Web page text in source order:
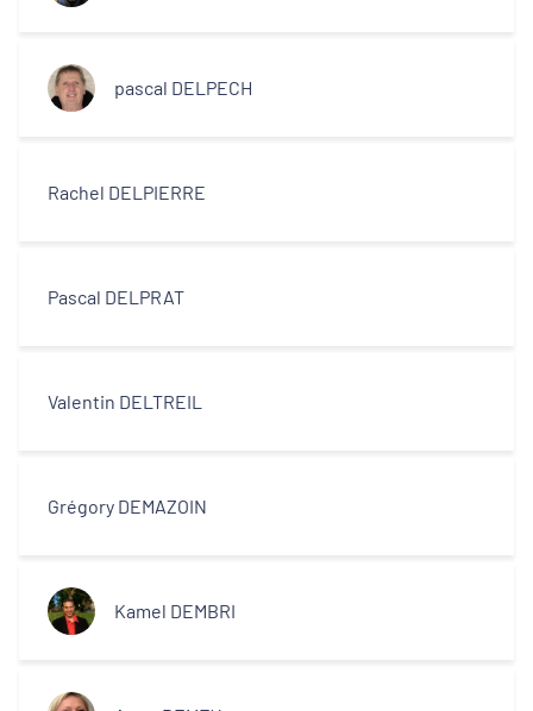
Dynamiques territoriales pour l’emploi
Territoires
Equipe technique et ingénierie
Partenaires
pascal DELPECH
Rachel DELPIERRE
Pascal DELPRAT
Valentin DELTREIL
Grégory DEMAZOIN
Kamel DEMBRI